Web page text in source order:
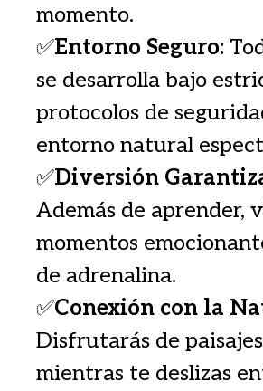
momento.
✅Entorno Seguro:
se desarrolla bajo
protocolos de
entorno natural
✅Diversión
Además de aprender,
momentos
de adrenalina.
✅Conexión con la
Disfrutarás de
mientras te deslizas